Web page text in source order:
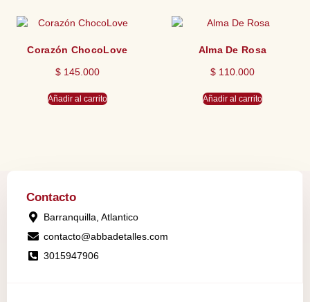
Corazón ChocoLove
$ 145.000
Añadir al carrito
Alma De Rosa
$ 110.000
Añadir al carrito
Contacto
Barranquilla, Atlantico
contacto@abbadetalles.com
3015947906